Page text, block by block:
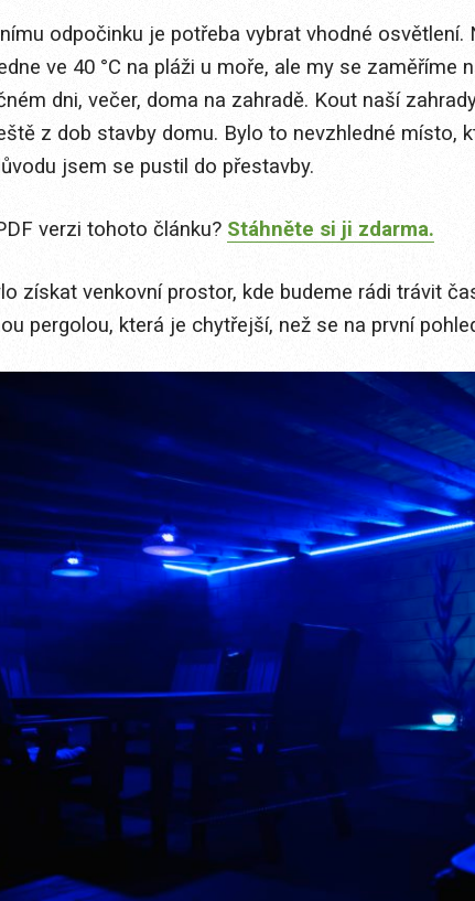
odpočinku je potřeba vybrat vhodné
ve 40 °C na pláži u moře, ale my se zaměříme
dni, večer, doma na zahradě. Kout naší
z dob stavby domu. Bylo to nevzhledné místo,
jsem se pustil do přestavby.
verzi tohoto článku? Stáhněte si ji zdarma.
získat venkovní prostor, kde budeme rádi trávit
pergolou, která je chytřejší, než se na první